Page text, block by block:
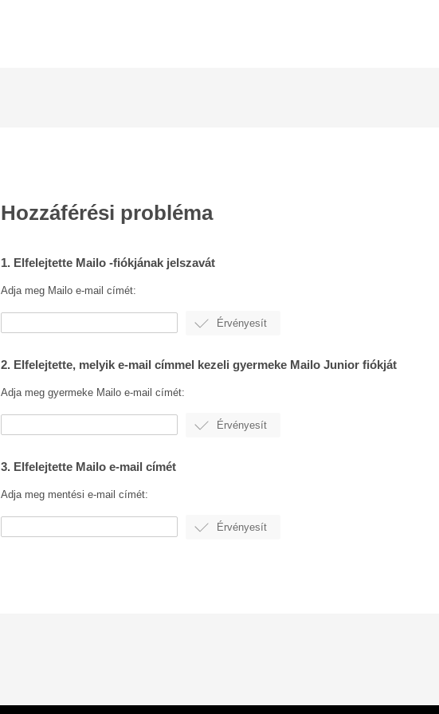
Hozzáférési probléma
1. Elfelejtette Mailo -fiókjának jelszavát
Adja meg Mailo e-mail címét:
2. Elfelejtette, melyik e-mail címmel kezeli gyermeke Mailo Junior fiókját
Adja meg gyermeke Mailo e-mail címét:
3. Elfelejtette Mailo e-mail címét
Adja meg mentési e-mail címét: